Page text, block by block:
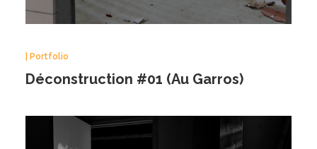
| Portfolio
Déconstruction #01 (Au Garros)